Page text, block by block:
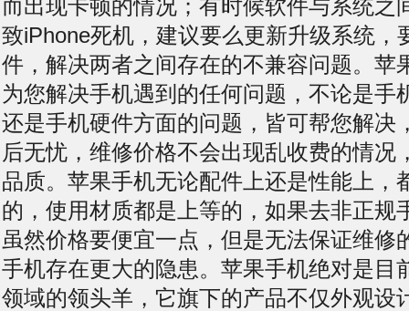
而出现卡顿的情况；有时候软件与系统之
致iPhone死机，建议要么更新升级系统，
件，解决两者之间存在的不兼容问题。苹
为您解决手机遇到的任何问题，不论是手
还是手机硬件方面的问题，皆可帮您解决
后无忧，维修价格不会出现乱收费的情况
品质。苹果手机无论配件上还是性能上，
的，使用材质都是上等的，如果去非正规
虽然价格要便宜一点，但是无法保证维修
手机存在更大的隐患。苹果手机绝对是目
领域的领头羊，它旗下的产品不仅外观设